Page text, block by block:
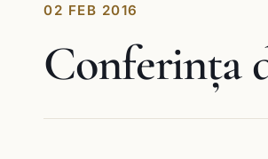
02 FEB 2016
Conferința